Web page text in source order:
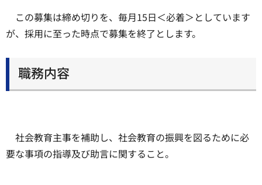
この募集は締め切りを、毎月15日＜必着＞としています
が、採用に至った時点で募集を終了とします。
職務内容
社会教育主事を補助し、社会教育の振興を図るために必
要な事項の指導及び助言に関すること。